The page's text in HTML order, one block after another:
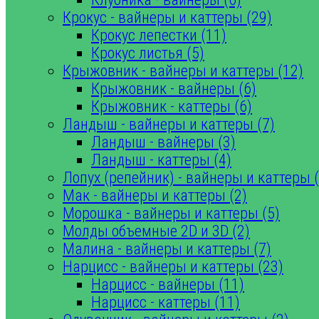
Крокус - вайнеры и каттеры (29)
Крокус лепестки (11)
Крокус листья (5)
Крыжовник - вайнеры и каттеры (12)
Крыжовник - вайнеры (6)
Крыжовник - каттеры (6)
Ландыш - вайнеры и каттеры (7)
Ландыш - вайнеры (3)
Ландыш - каттеры (4)
Лопух (репейник) - вайнеры и каттеры
Мак - вайнеры и каттеры (2)
Морошка - вайнеры и каттеры (5)
Молды объемные 2D и 3D (2)
Малина - вайнеры и каттеры (7)
Нарцисс - вайнеры и каттеры (23)
Нарцисс - вайнеры (11)
Нарцисс - каттеры (11)